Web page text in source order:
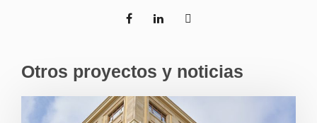
Otros proyectos y noticias